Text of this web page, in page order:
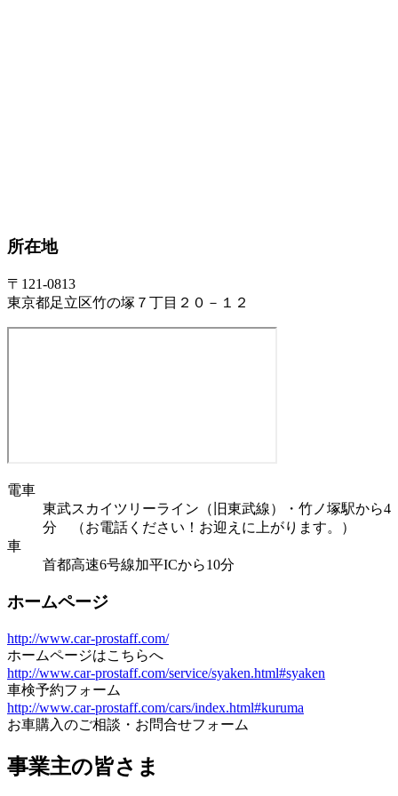
所在地
〒121-0813
東京都足立区竹の塚７丁目２０－１２
電車
東武スカイツリーライン（旧東武線）・竹ノ塚駅から4
分 （お電話ください！お迎えに上がります。）
車
首都高速6号線加平ICから10分
ホームページ
http://www.car-prostaff.com/
ホームページはこちらへ
http://www.car-prostaff.com/service/syaken.html#syaken
車検予約フォーム
http://www.car-prostaff.com/cars/index.html#kuruma
お車購入のご相談・お問合せフォーム
事業主の皆さま